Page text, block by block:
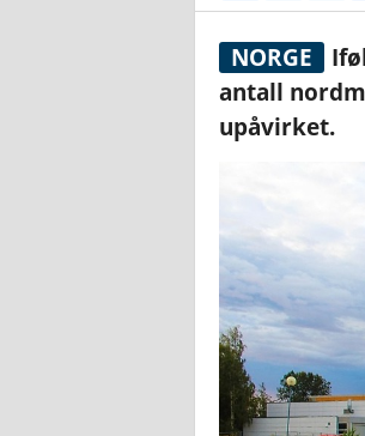
p
NORGE
antall
upåvirket.